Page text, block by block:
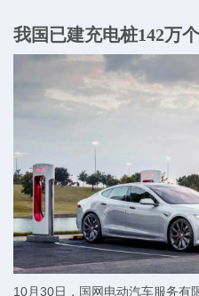
10月30日，国网电动汽车服务有